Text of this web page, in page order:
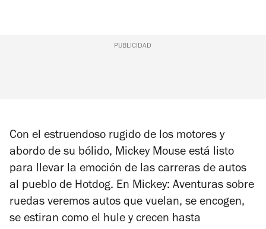
PUBLICIDAD
Con el estruendoso rugido de los motores y
abordo de su bólido, Mickey Mouse está listo
para llevar la emoción de las carreras de autos
al pueblo de Hotdog. En Mickey: Aventuras sobre
ruedas veremos autos que vuelan, se encogen,
se estiran como el hule y crecen hasta